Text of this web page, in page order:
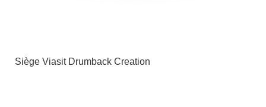
Siège Viasit Drumback Creation